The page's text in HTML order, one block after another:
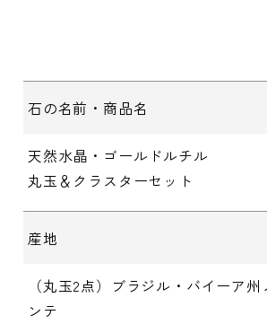
石の名前・商品名
天然水晶・ゴールドルチル
丸玉＆クラスターセット
産地
（丸玉2点）ブラジル・バイーア
ンテ